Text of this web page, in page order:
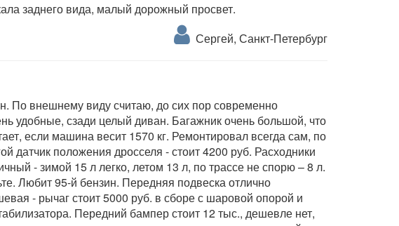
заднего вида, малый дорожный просвет.
Сергей, Санкт-Петербург
По внешнему виду считаю, до сих пор современно
удобные, сзади целый диван. Багажник очень большой, что
если машина весит 1570 кг. Ремонтировал всегда сам, по
датчик положения дросселя - стоит 4200 руб. Расходники
- зимой 15 л легко, летом 13 л, по трассе не спорю – 8 л.
Любит 95-й бензин. Передняя подвеска отлично
- рычаг стоит 5000 руб. в сборе с шаровой опорой и
Передний бампер стоит 12 тыс., дешевле нет,